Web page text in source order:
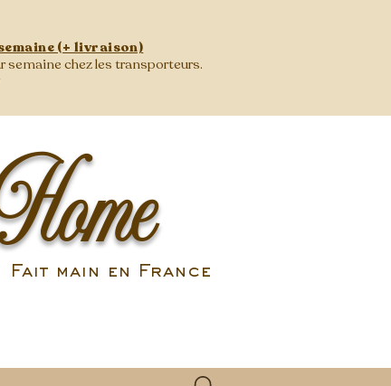
(+ livraison)
semaine chez les transporteurs.
main en France